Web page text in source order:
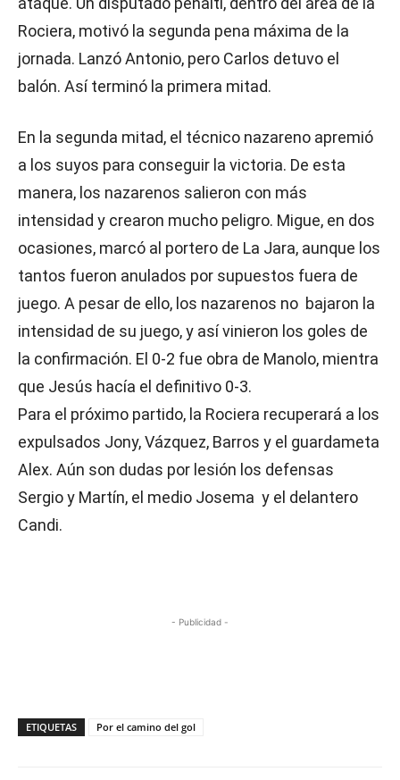
Rociera, motivó la segunda pena máxima de la
jornada. Lanzó Antonio, pero Carlos detuvo el
balón. Así terminó la primera mitad.
En la segunda mitad, el técnico nazareno apremió
a los suyos para conseguir la victoria. De esta
manera, los nazarenos salieron con más
intensidad y crearon mucho peligro. Migue, en dos
ocasiones, marcó al portero de La Jara, aunque los
tantos fueron anulados por supuestos fuera de
juego. A pesar de ello, los nazarenos no bajaron la
intensidad de su juego, y así vinieron los goles de
la confirmación. El 0-2 fue obra de Manolo, mientra
que Jesús hacía el definitivo 0-3.
Para el próximo partido, la Rociera recuperará a los
expulsados Jony, Vázquez, Barros y el guardameta
Alex. Aún son dudas por lesión los defensas
Sergio y Martín, el medio Josema y el delantero
Candi.
- Publicidad -
ETIQUETAS Por el camino del gol